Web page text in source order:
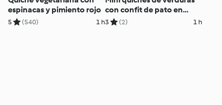
espinacas y pimiento rojo
5 (540) 1 h
con confit de pato en
cocción lenta
3 (2) 1 h